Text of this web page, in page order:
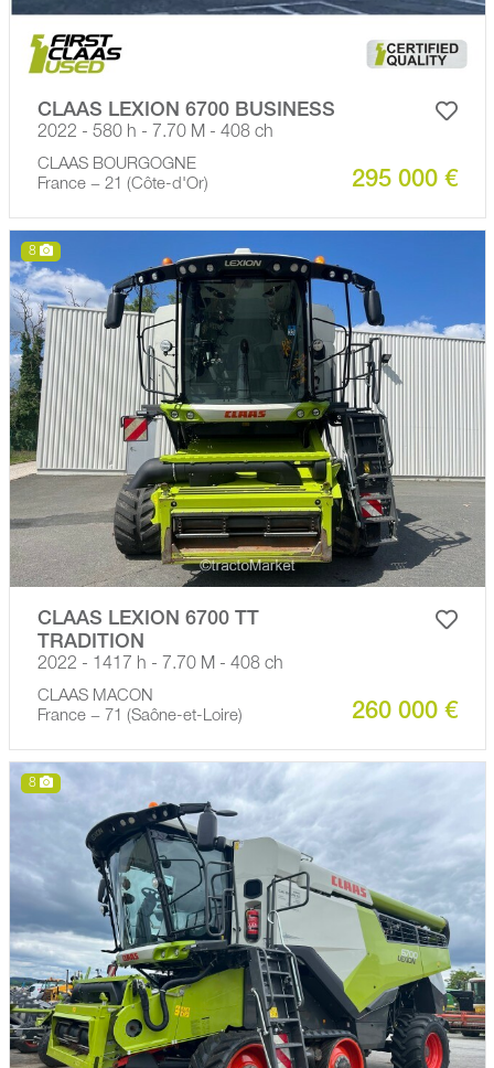
CLAAS LEXION 6700 BUSINESS
2022 - 580 h - 7.70 M - 408 ch
CLAAS BOURGOGNE
France − 21 (Côte-d'Or)
295 000 €
8
CLAAS LEXION 6700 TT
TRADITION
2022 - 1417 h - 7.70 M - 408 ch
CLAAS MACON
France − 71 (Saône-et-Loire)
260 000 €
8